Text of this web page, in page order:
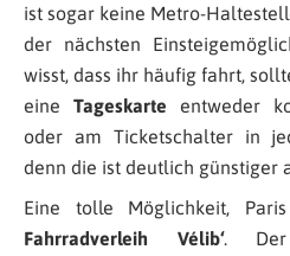
ist sogar keine Metro-
der nächsten
wisst, dass ihr häufig fahrt,
eine Tageskarte entweder
oder am Ticketschalter in
denn die ist deutlich günstiger
Eine tolle Möglichkeit,
Fahrradverleih Vélib‘. Der